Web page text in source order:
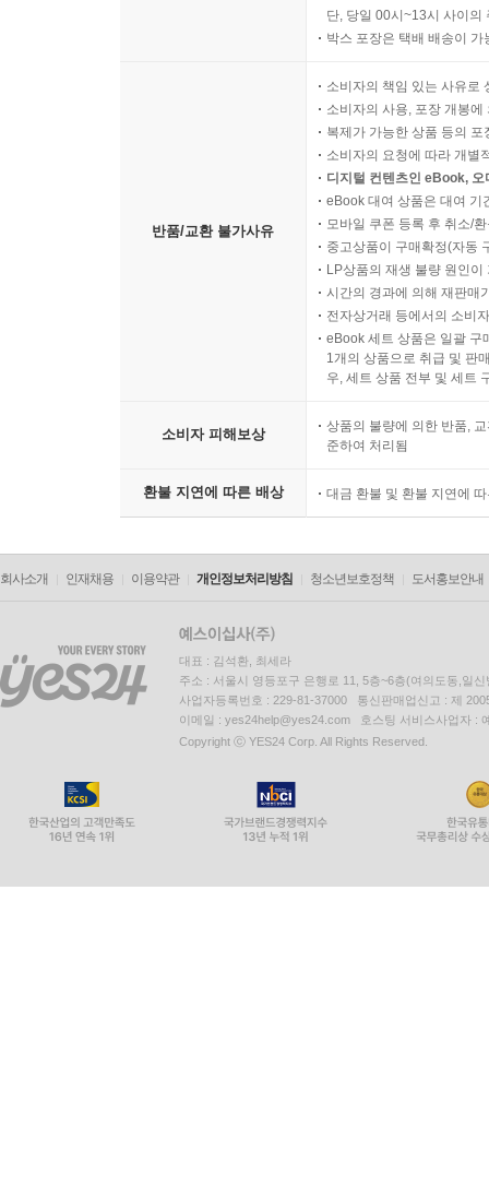
단, 당일 00시~13시 사이의
박스 포장은 택배 배송이
반품/교환 불가사유
소비자의 책임 있는 사유로
소비자의 사용, 포장 개봉
복제가 가능한 상품 등의
소비자의 요청에 따라 개별
디지털 컨텐츠인 eBook,
eBook 대여 상품은 대여 기
모바일 쿠폰 등록 후 취소/
중고상품이 구매확정(자동
LP상품의 재생 불량 원인
시간의 경과에 의해 재판매
전자상거래 등에서의 소비
eBook 세트 상품은 일괄 구
1개의 상품으로 취급 및 판
우, 세트 상품 전부 및 세트
소비자 피해보상
상품의 불량에 의한 반품,
준하여 처리됨
환불 지연에 따른 배상 대금 환불 및 환불 지연에
회사소개 인재채용 이용약관 개인정보처리방침 청소년보호정책 도서홍보안내
대표 : 김석환, 최세라
주소 : 서울시 영등포구 은행로 11, 5층~6층(여의도동,일신
사업자등록번호 : 229-81-37000 통신판매업신고 : 제
이메일 : yes24help@yes24.com 호스팅 서비스사업자 :
Copyright ⓒ YES24 Corp. All Rights Reserved.